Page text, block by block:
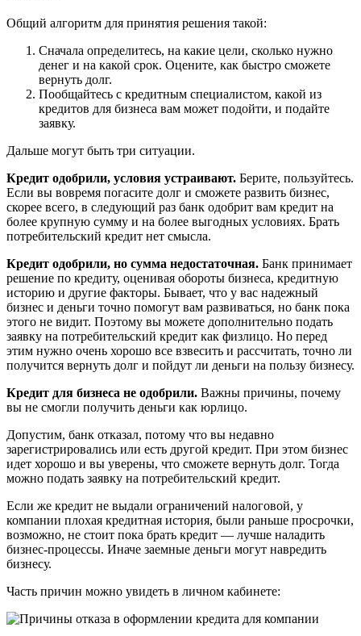
Общий алгоритм для принятия решения такой:
Сначала определитесь, на какие цели, сколько нужно
денег и на какой срок. Оцените, как быстро сможете
вернуть долг.
Пообщайтесь с кредитным специалистом, какой из
кредитов для бизнеса вам может подойти, и подайте
заявку.
Дальше могут быть три ситуации.
Кредит одобрили, условия устраивают. Берите, пользуйтесь.
Если вы вовремя погасите долг и сможете развить бизнес,
скорее всего, в следующий раз банк одобрит вам кредит на
более крупную сумму и на более выгодных условиях. Брать
потребительский кредит нет смысла.
Кредит одобрили, но сумма недостаточная. Банк принимает
решение по кредиту, оценивая обороты бизнеса, кредитную
историю и другие факторы. Бывает, что у вас надежный
бизнес и деньги точно помогут вам развиваться, но банк пока
этого не видит. Поэтому вы можете дополнительно подать
заявку на потребительский кредит как физлицо. Но перед
этим нужно очень хорошо все взвесить и рассчитать, точно ли
получится вернуть долг и пойдут ли деньги на пользу бизнесу.
Кредит для бизнеса не одобрили. Важны причины, почему
вы не смогли получить деньги как юрлицо.
Допустим, банк отказал, потому что вы недавно
зарегистрировались или есть другой кредит. При этом бизнес
идет хорошо и вы уверены, что сможете вернуть долг. Тогда
можно подать заявку на потребительский кредит.
Если же кредит не выдали ограничений налоговой, у
компании плохая кредитная история, были раньше просрочки,
возможно, не стоит пока брать кредит — лучше наладить
бизнес-процессы. Иначе заемные деньги могут навредить
бизнесу.
Часть причин можно увидеть в личном кабинете: